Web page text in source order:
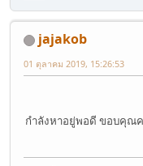
jajakob
01 ตุลาคม 2019, 15:26:53
กำลังหาอยู่พอดี ขอบคุณ